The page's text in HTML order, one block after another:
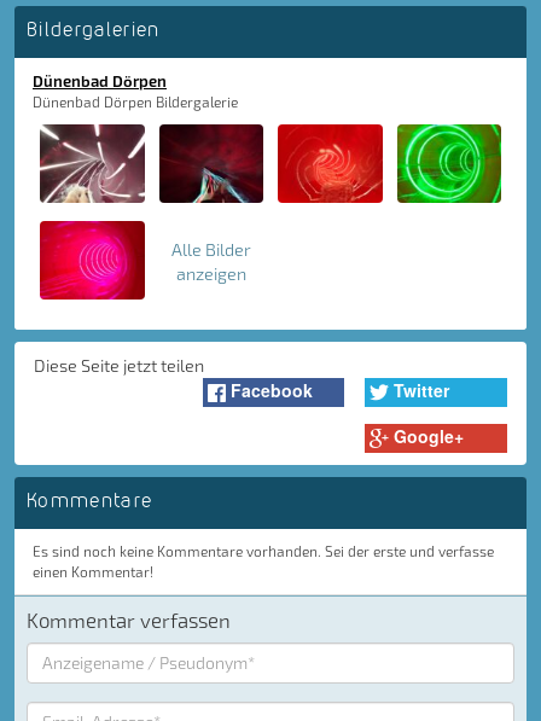
Bildergalerien
Dünenbad Dörpen
Dünenbad Dörpen Bildergalerie
Alle Bilder
anzeigen
Diese Seite jetzt teilen
Facebook
Twitter
Google+
Kommentare
Es sind noch keine Kommentare vorhanden. Sei der erste und verfasse
einen Kommentar!
Kommentar verfassen